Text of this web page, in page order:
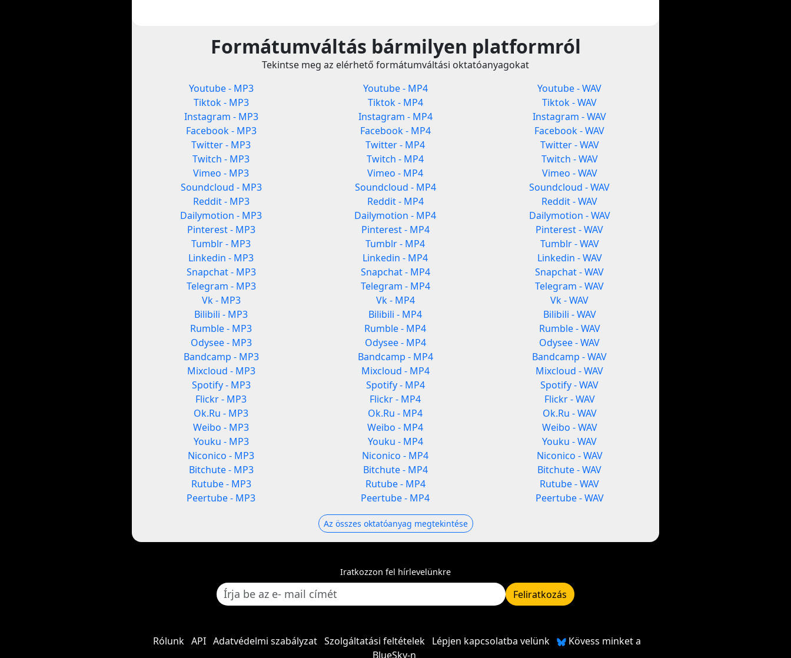
Formátumváltás bármilyen platformról
Tekintse meg az elérhető formátumváltási oktatóanyagokat
Youtube - MP3
Tiktok - MP3
Instagram - MP3
Facebook - MP3
Twitter - MP3
Twitch - MP3
Vimeo - MP3
Soundcloud - MP3
Reddit - MP3
Dailymotion - MP3
Pinterest - MP3
Tumblr - MP3
Linkedin - MP3
Snapchat - MP3
Telegram - MP3
Vk - MP3
Bilibili - MP3
Rumble - MP3
Odysee - MP3
Bandcamp - MP3
Mixcloud - MP3
Spotify - MP3
Flickr - MP3
Ok.Ru - MP3
Weibo - MP3
Youku - MP3
Niconico - MP3
Bitchute - MP3
Rutube - MP3
Peertube - MP3
Youtube - MP4
Tiktok - MP4
Instagram - MP4
Facebook - MP4
Twitter - MP4
Twitch - MP4
Vimeo - MP4
Soundcloud - MP4
Reddit - MP4
Dailymotion - MP4
Pinterest - MP4
Tumblr - MP4
Linkedin - MP4
Snapchat - MP4
Telegram - MP4
Vk - MP4
Bilibili - MP4
Rumble - MP4
Odysee - MP4
Bandcamp - MP4
Mixcloud - MP4
Spotify - MP4
Flickr - MP4
Ok.Ru - MP4
Weibo - MP4
Youku - MP4
Niconico - MP4
Bitchute - MP4
Rutube - MP4
Peertube - MP4
Youtube - WAV
Tiktok - WAV
Instagram - WAV
Facebook - WAV
Twitter - WAV
Twitch - WAV
Vimeo - WAV
Soundcloud - WAV
Reddit - WAV
Dailymotion - WAV
Pinterest - WAV
Tumblr - WAV
Linkedin - WAV
Snapchat - WAV
Telegram - WAV
Vk - WAV
Bilibili - WAV
Rumble - WAV
Odysee - WAV
Bandcamp - WAV
Mixcloud - WAV
Spotify - WAV
Flickr - WAV
Ok.Ru - WAV
Weibo - WAV
Youku - WAV
Niconico - WAV
Bitchute - WAV
Rutube - WAV
Peertube - WAV
Az összes oktatóanyag megtekintése
Iratkozzon fel hírlevelünkre
Feliratkozás
Rólunk API Adatvédelmi szabályzat Szolgáltatási feltételek Lépjen kapcsolatba velünk
Kövess minket a
BlueSky-n